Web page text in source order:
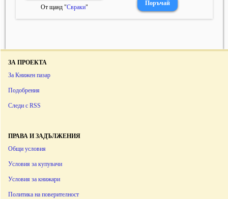
От щанд "Свраки"
ЗА ПРОЕКТА
За Книжен пазар
Подобрения
Следи с RSS
ПРАВА И ЗАДЪЛЖЕНИЯ
Общи условия
Условия за купувачи
Условия за книжари
Политика на поверителност